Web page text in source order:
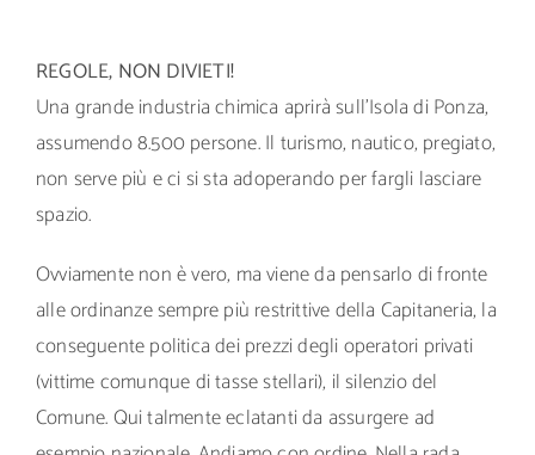
REGOLE, NON DIVIETI!
Una grande industria chimica aprirà sull’Isola di Ponza,
assumendo 8.500 persone. Il turismo, nautico, pregiato,
non serve più e ci si sta adoperando per fargli lasciare
spazio.
Ovviamente non è vero, ma viene da pensarlo di fronte
alle ordinanze sempre più restrittive della Capitaneria, la
conseguente politica dei prezzi degli operatori privati
(vittime comunque di tasse stellari), il silenzio del
Comune. Qui talmente eclatanti da assurgere ad